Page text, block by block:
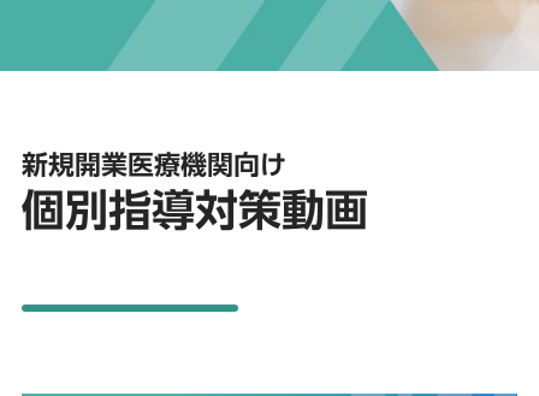
新規開業医療機関向け
個別指導対策動画